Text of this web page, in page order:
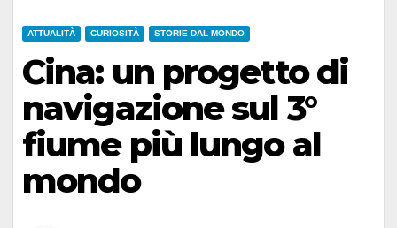
ATTUALITÀ CURIOSITÀ STORIE DAL MONDO
Cina: un progetto di
navigazione sul 3°
fiume più lungo al
mondo